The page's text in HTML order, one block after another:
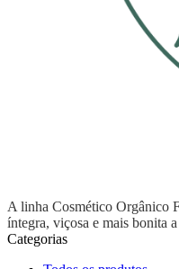
A linha Cosmético Orgânico
íntegra, viçosa e mais bonita
Categorias